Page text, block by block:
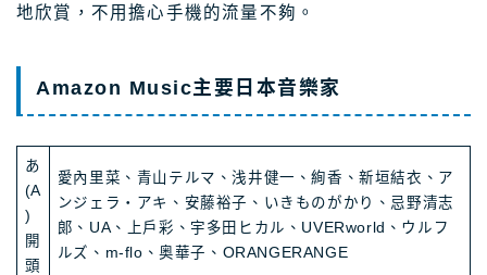
地欣賞，不用擔心手機的流量不夠。
Amazon Music主要日本音樂家
あ
(A
)
開
頭
愛內里菜、青山テルマ、浅井健一、絢香、新垣結衣、ア
ンジェラ・アキ、安藤裕子、いきものがかり、忌野清志
郎、UA、上戸彩、宇多田ヒカル、UVERworld、ウルフ
ルズ、m-flo、奥華子、ORANGERANGE